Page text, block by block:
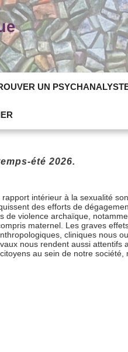
UN
été 2026.
intérieur à la sexualité
des efforts de
violence archaïque,
maternel. Les graves
cliniques nous
nous rendent aussi attentifs
au sein de notre société,